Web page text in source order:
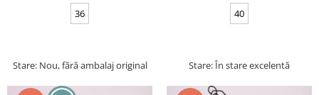
36
Stare: Nou, fără ambalaj original
40
Stare: În stare excelentă